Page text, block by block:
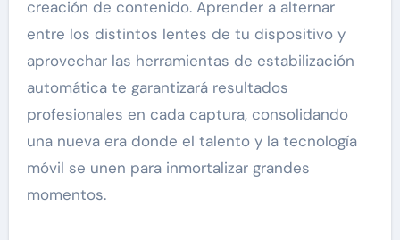
creación de contenido. Aprender a alternar
entre los distintos lentes de tu dispositivo y
aprovechar las herramientas de estabilización
automática te garantizará resultados
profesionales en cada captura, consolidando
una nueva era donde el talento y la tecnología
móvil se unen para inmortalizar grandes
momentos.